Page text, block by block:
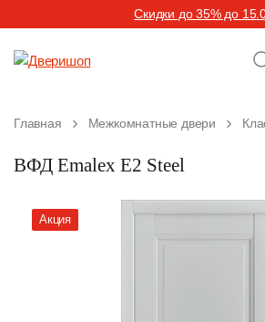
Скидки до 35% до
Главная Межкомнатные двери
ВФД Emalex E2 Steel
Акция